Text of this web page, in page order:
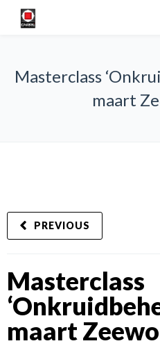
Masterclass
maart
PREVIOUS
Masterclass
maart